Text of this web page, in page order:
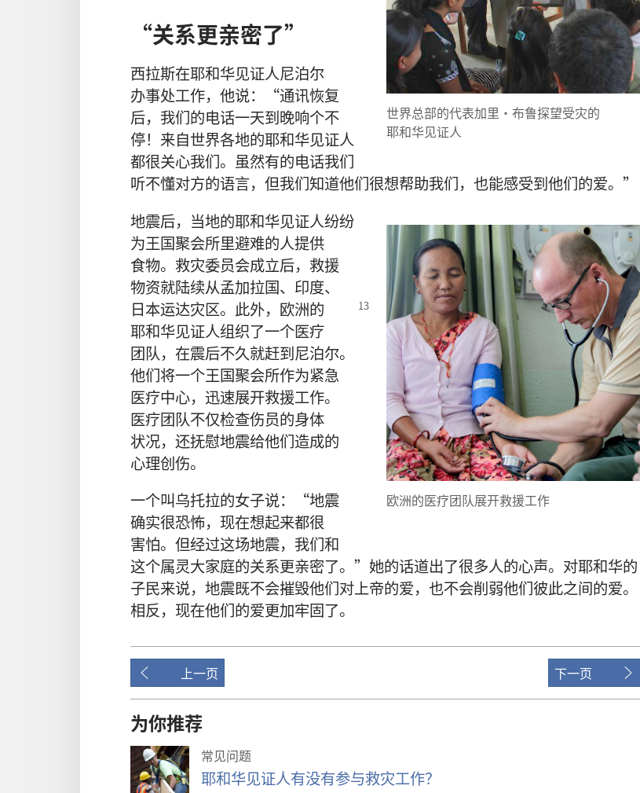
世界总部的代表加里 · 布鲁探望受灾的
耶和华见证人
“关系更亲密了”
西拉斯在耶和华见证人尼泊尔
办事处工作， 他说：“通讯恢复
后， 我们的电话一天到晚响个不
停！ 来自世界各地的耶和华见证人
都很关心我们。 虽然有的电话我们
听不懂对方的语言， 但我们知道他们很想帮助我们， 也能感受到他们的爱。”
欧洲的医疗团队展开救援工作
地震后， 当地的耶和华见证人纷纷
为王国聚会所里避难的人提供
食物。 救灾委员会成立后， 救援
物资就陆续从孟加拉国、 印度、
日本运达灾区。 此外， 欧洲的
耶和华见证人组织了一个医疗
团队， 在震后不久就赶到尼泊尔。
他们将一个王国聚会所作为紧急
医疗中心， 迅速展开救援工作。
医疗团队不仅检查伤员的身体
状况， 还抚慰地震给他们造成的
心理创伤。
一个叫乌托拉的女子说：“地震
确实很恐怖， 现在想起来都很
害怕。 但经过这场地震， 我们和
这个属灵大家庭的关系更亲密了。” 她的话道出了很多人的心声。 对耶和华的
子民来说， 地震既不会摧毁他们对上帝的爱， 也不会削弱他们彼此之间的爱。
相反， 现在他们的爱更加牢固了。
上一页 下一页
为你推荐
常见问题
耶和华见证人有没有参与救灾工作？